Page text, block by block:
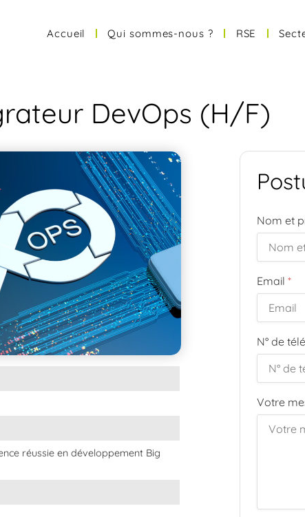
Accueil Qui sommes-nous ? RSE
DevOps (H/F)
réussie en développement Big
Nom et
Email *
N° de
Votre